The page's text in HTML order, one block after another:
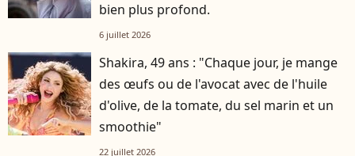
bien plus profond.
6 juillet 2026
Shakira, 49 ans : "Chaque jour, je mange
des œufs ou de l'avocat avec de l'huile
d'olive, de la tomate, du sel marin et un
smoothie"
22 juillet 2026